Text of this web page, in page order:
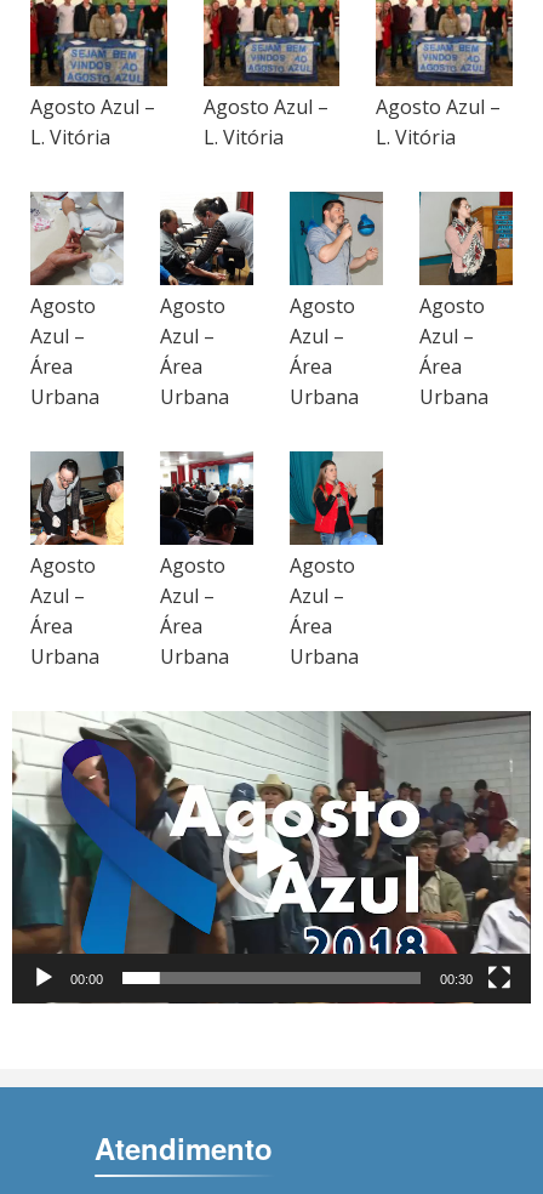
Agosto Azul –
L. Vitória
Agosto Azul –
L. Vitória
Agosto Azul –
L. Vitória
Agosto
Azul –
Área
Urbana
Agosto
Azul –
Área
Urbana
Agosto
Azul –
Área
Urbana
Agosto
Azul –
Área
Urbana
Agosto
Azul –
Área
Urbana
Agosto
Azul –
Área
Urbana
Agosto
Azul –
Área
Urbana
Tocador
de
vídeo
00:00 00:30
Atendimento